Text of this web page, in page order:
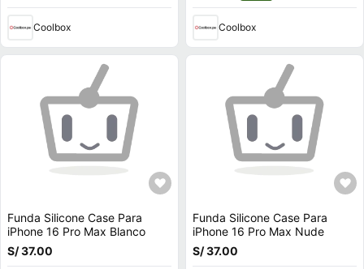
Coolbox Coolbox
Funda Silicone Case Para
iPhone 16 Pro Max Blanco
S/ 37.00
Funda Silicone Case Para
iPhone 16 Pro Max Nude
S/ 37.00